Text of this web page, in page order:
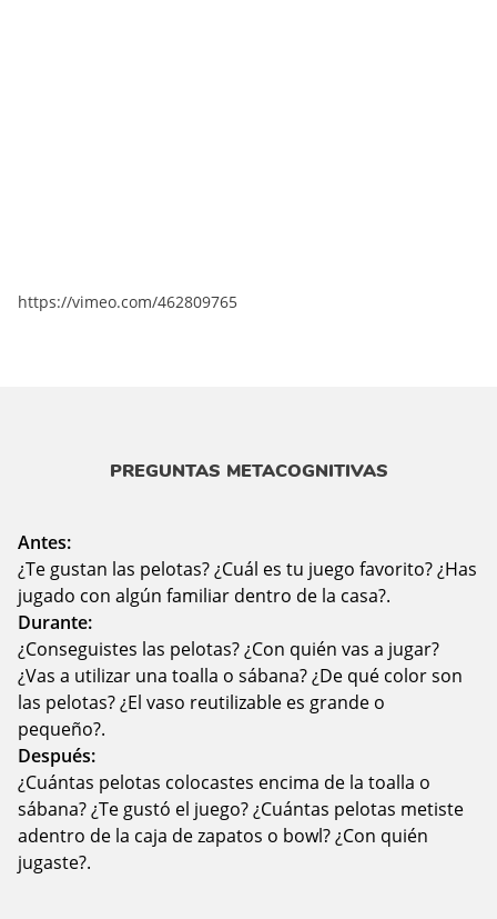
https://vimeo.com/462809765
PREGUNTAS METACOGNITIVAS
Antes:
¿Te gustan las pelotas? ¿Cuál es tu juego favorito? ¿Has
jugado con algún familiar dentro de la casa?.
Durante:
¿Conseguistes las pelotas? ¿Con quién vas a jugar?
¿Vas a utilizar una toalla o sábana? ¿De qué color son
las pelotas? ¿El vaso reutilizable es grande o
pequeño?.
Después:
¿Cuántas pelotas colocastes encima de la toalla o
sábana? ¿Te gustó el juego? ¿Cuántas pelotas metiste
adentro de la caja de zapatos o bowl? ¿Con quién
jugaste?.